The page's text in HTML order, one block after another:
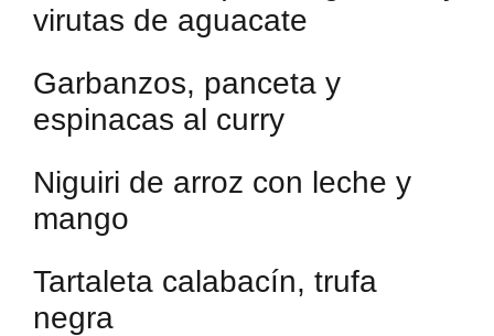
virutas de aguacate
Garbanzos, panceta y
espinacas al curry
Niguiri de arroz con leche y
mango
Tartaleta calabacín, trufa
negra